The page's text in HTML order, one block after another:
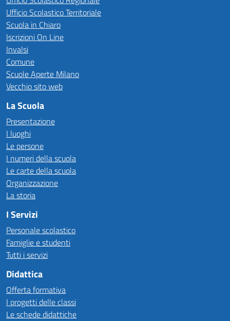
Ufficio Scolastico Territoriale
Scuola in Chiaro
Iscrizioni On Line
Invalsi
Comune
Scuole Aperte Milano
Vecchio sito web
La Scuola
Presentazione
I luoghi
Le persone
I numeri della scuola
Le carte della scuola
Organizzazione
La storia
I Servizi
Personale scolastico
Famiglie e studenti
Tutti i servizi
Didattica
Offerta formativa
I progetti delle classi
Le schede didattiche